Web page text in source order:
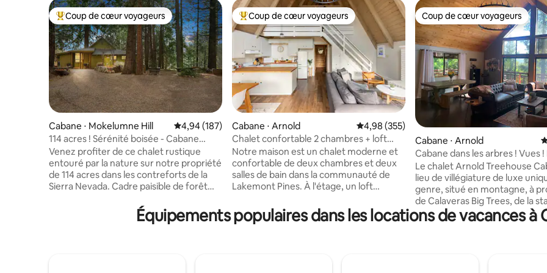
Coups de cœur voyageurs les plus appréciés
Coup de cœur voyageurs
Cabane ⋅ Mokelumne Hill Évaluation moyenne sur la base de 187 commentaires : 4,94 sur 5
4,94 (187)
114 acres ! Sérénité boisée - Cabane
verte Gold Camp
Venez profiter de ce chalet rustique
entouré par la nature sur notre propriété
de 114 acres dans les contreforts de la
Sierra Nevada. Cadre paisible de forêt
énergisantes, de l'observation des
étoiles avec le télescope ou de notre
Coups de cœur voyageurs les plus appréciés
Coup de cœur voyageurs
Cabane ⋅ Arnold Évaluation moyenne sur la base de 355
4,98 (355)
Chalet confortable 2 chambres + loft
avec lac privé
Notre maison est un chalet moderne et
confortable de deux chambres et deux
salles de bain dans la communauté de
Lakemont Pines. À l'étage, un loft
deux lits doubles, d'un canapé et d'une
télévision parfaite pour les voyageurs
Coup de cœur voyageurs
Coup de cœur voyageurs
Cabane ⋅ Arnold
Cabane dans les arbres ! Vues !
Jacuzzi ! K9OK ! Salle de jeux
Le chalet Arnold Treehouse
lieu de villégiature de luxe
genre, situé en montagne, à
de Calaveras Big Trees, de la
ski de Bear Valley et de la
de Murphys. Récemment
d'une terrasse sur deux
Équipements populaires dans les locations de vacances à